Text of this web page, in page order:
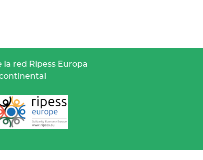
red Ripess Europa